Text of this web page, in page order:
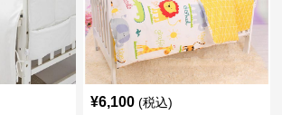
¥6,100 (税込)